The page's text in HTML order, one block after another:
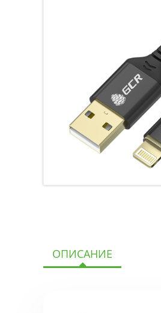
ОПИСАНИЕ